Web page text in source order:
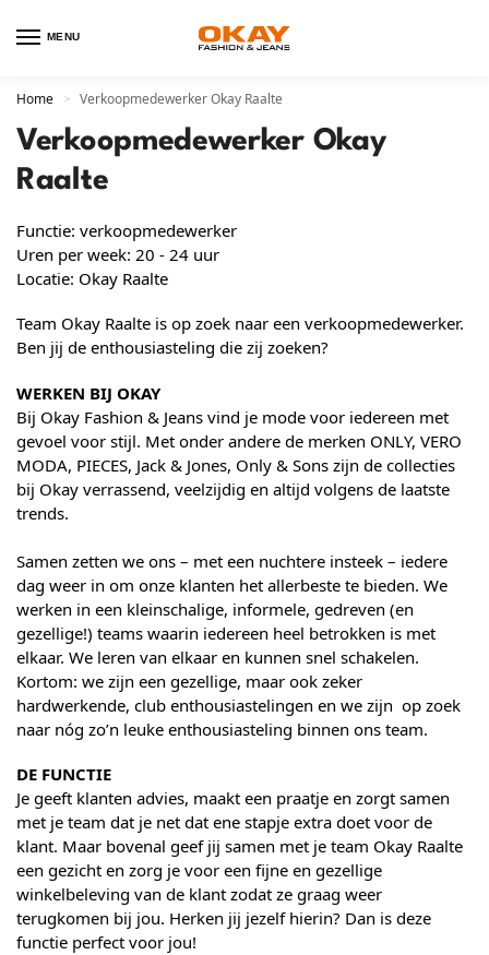
MENU
Home > Verkoopmedewerker Okay Raalte
Verkoopmedewerker Okay
Raalte
Functie: verkoopmedewerker
Uren per week: 20 - 24 uur
Locatie: Okay Raalte
Team Okay Raalte is op zoek naar een verkoopmedewerker.
Ben jij de enthousiasteling die zij zoeken?
WERKEN BIJ OKAY
Bij Okay Fashion & Jeans vind je mode voor iedereen met
gevoel voor stijl. Met onder andere de merken ONLY, VERO
MODA, PIECES, Jack & Jones, Only & Sons zijn de collecties
bij Okay verrassend, veelzijdig en altijd volgens de laatste
trends.
Samen zetten we ons – met een nuchtere insteek – iedere
dag weer in om onze klanten het allerbeste te bieden. We
werken in een kleinschalige, informele, gedreven (en
gezellige!) teams waarin iedereen heel betrokken is met
elkaar. We leren van elkaar en kunnen snel schakelen.
Kortom: we zijn een gezellige, maar ook zeker
hardwerkende, club enthousiastelingen en we zijn op zoek
naar nóg zo’n leuke enthousiasteling binnen ons team.
DE FUNCTIE
Je geeft klanten advies, maakt een praatje en zorgt samen
met je team dat je net dat ene stapje extra doet voor de
klant. Maar bovenal geef jij samen met je team Okay Raalte
een gezicht en zorg je voor een fijne en gezellige
winkelbeleving van de klant zodat ze graag weer
terugkomen bij jou. Herken jij jezelf hierin? Dan is deze
functie perfect voor jou!